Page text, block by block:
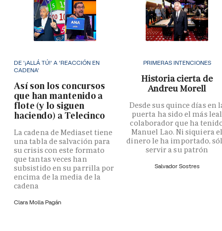
DE '¡ALLÁ TÚ!' A 'REACCIÓN EN
CADENA'
Así son los concursos
que han mantenido a
flote (y lo siguen
haciendo) a Telecinco
La cadena de Mediaset tiene
una tabla de salvación para
su crisis con este formato
que tantas veces han
subsistido en su parrilla por
encima de la media de la
cadena
Clara Molla Pagán
PRIMERAS INTENCIONES
Historia cierta de
Andreu Morell
Desde sus quince días en
puerta ha sido el más leal
colaborador que ha
Manuel Lao. Ni siquiera
dinero le ha importado,
servir a su patrón
Salvador Sostres